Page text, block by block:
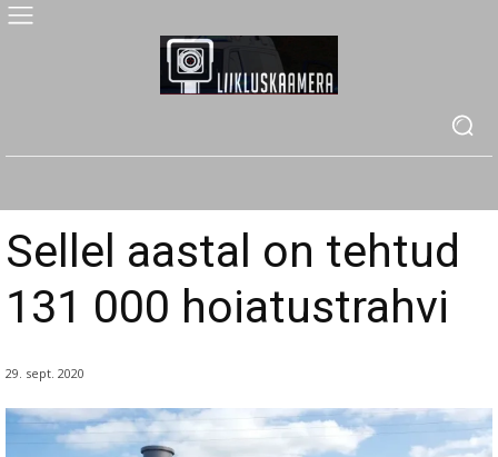
Sellel aastal on tehtud
131 000 hoiatustrahvi
29. sept. 2020